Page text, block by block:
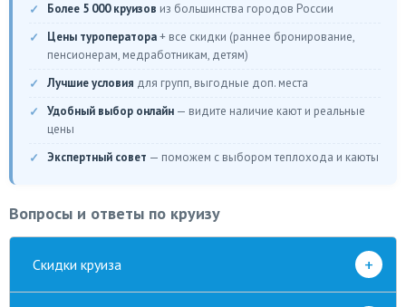
Более 5 000 круизов из большинства городов России
Цены туроператора+ все скидки (раннее бронирование,
пенсионерам, медработникам, детям)
Лучшие условия для групп, выгодные доп. места
Удобный выбор онлайн — видите наличие кают и реальные
цены
Экспертный совет — поможем с выбором теплохода и каюты
Вопросы и ответы по круизу
Скидки круиза +